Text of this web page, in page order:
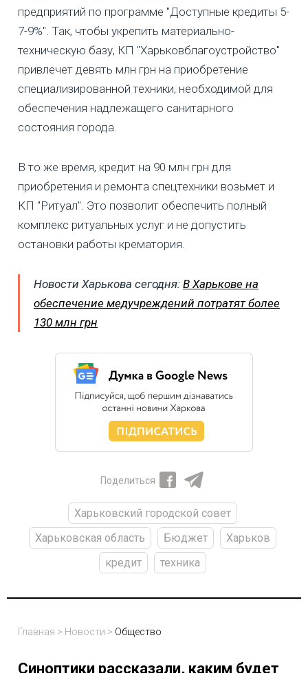
предприятий по программе "Доступные кредиты 5-
7-9%". Так, чтобы укрепить материально-
техническую базу, КП "Харьковблагоустройство"
привлечет девять млн грн на приобретение
специализированной техники, необходимой для
обеспечения надлежащего санитарного
состояния города.
В то же время, кредит на 90 млн грн для
приобретения и ремонта спецтехники возьмет и
КП "Ритуал". Это позволит обеспечить полный
комплекс ритуальных услуг и не допустить
остановки работы крематория.
Новости Харькова сегодня: В Харькове на
обеспечение медучреждений потратят более
130 млн грн
Поделиться
Харьковский городской совет
Харьковская область
Бюджет
Харьков
кредит
техника
Главная > Новости > Общество
Синоптики рассказали, каким будет